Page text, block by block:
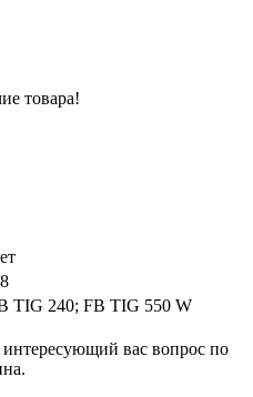
товара!
TIG 240; FB TIG 550 W
вас вопрос по